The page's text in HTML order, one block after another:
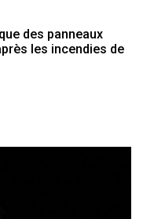
des panneaux
les incendies de